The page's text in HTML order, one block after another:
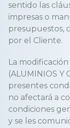
sentido las
impresas o
presupuestos,
por el Cliente.
La
(ALUMINIOS Y
presentes
no afectará a
condiciones
y se les